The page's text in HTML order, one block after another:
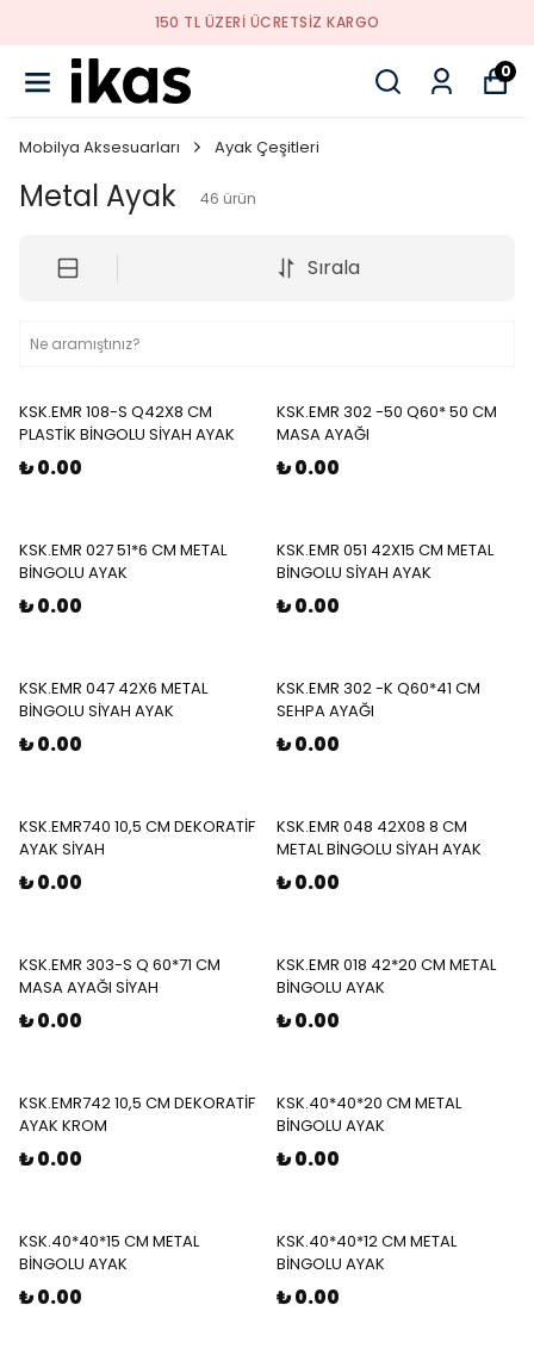
150 TL ÜZERI ÜCRETSIZ KARGO
0
Mobilya Aksesuarları Ayak Çeşitleri
Metal Ayak 46 ürün
Sırala
KSK.EMR 108-S Q42X8 CM
PLASTİK BİNGOLU SİYAH AYAK
₺ 0.00
KSK.EMR 302 -50 Q60* 50 CM
MASA AYAĞI
₺ 0.00
KSK.EMR 027 51*6 CM METAL
BİNGOLU AYAK
₺ 0.00
KSK.EMR 051 42X15 CM METAL
BİNGOLU SİYAH AYAK
₺ 0.00
KSK.EMR 047 42X6 METAL
BİNGOLU SİYAH AYAK
₺ 0.00
KSK.EMR 302 -K Q60*41 CM
SEHPA AYAĞI
₺ 0.00
KSK.EMR740 10,5 CM DEKORATİF
AYAK SİYAH
₺ 0.00
KSK.EMR 048 42X08 8 CM
METAL BİNGOLU SİYAH AYAK
₺ 0.00
KSK.EMR 303-S Q 60*71 CM
MASA AYAĞI SİYAH
₺ 0.00
KSK.EMR 018 42*20 CM METAL
BİNGOLU AYAK
₺ 0.00
KSK.EMR742 10,5 CM DEKORATİF
AYAK KROM
₺ 0.00
KSK.40*40*20 CM METAL
BİNGOLU AYAK
₺ 0.00
KSK.40*40*15 CM METAL
BİNGOLU AYAK
₺ 0.00
KSK.40*40*12 CM METAL
BİNGOLU AYAK
₺ 0.00